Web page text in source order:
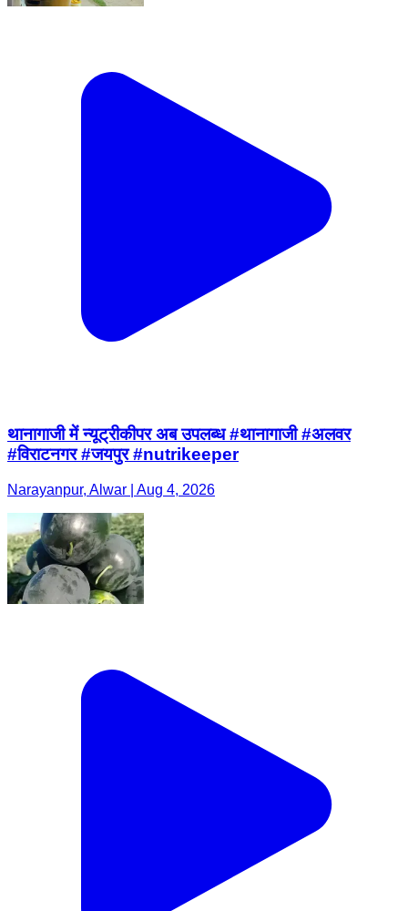
थानागाजी में न्यूट्रीकीपर अब उपलब्ध #थानागाजी #अलवर
#विराटनगर #जयपुर #nutrikeeper
Narayanpur, Alwar | Aug 4, 2026